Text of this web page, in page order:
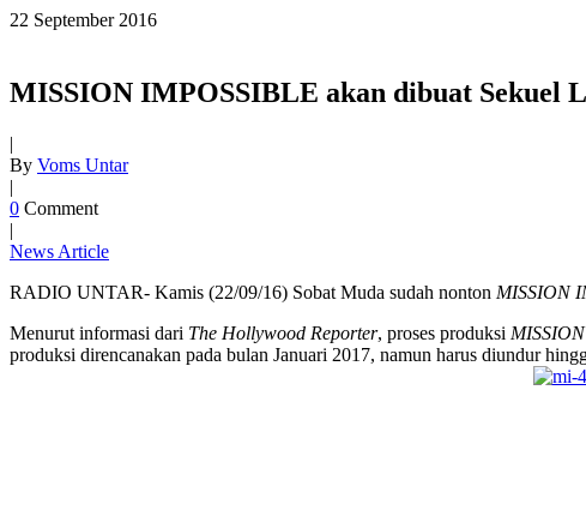
22 September 2016
MISSION IMPOSSIBLE akan dibuat Sekuel
|
By Voms Untar
|
0 Comment
|
News Article
RADIO UNTAR- Kamis (22/09/16) Sobat Muda sudah nonton MISSION
Menurut informasi dari The Hollywood Reporter, proses produksi
produksi direncanakan pada bulan Januari 2017, namun harus diundur